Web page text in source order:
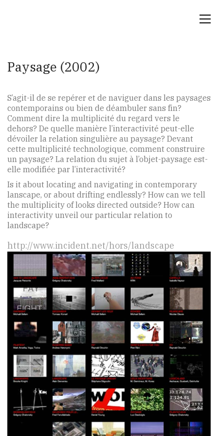
Paysage (2002)
S’agit-il de se repérer et de naviguer dans les paysages
contemporains ou bien de déambuler sans fin?
Comment dire la multiplicité du regard vers le
dehors? De quelle manière l’interactivité peut-elle
dévoiler la relation singulière au paysage? Devant
cette multiplicité technologique, comment construire
un paysage? La relation du sujet à l’objet-paysage est-
elle modifiée par l’interactivité?
Is it about locating and navigating in contemporary
lanscape, or about drifting endlessly? How can we tell
the multiplicity of looks directed outside? How can
interactivity unveil our particular relation to
landscape?
http://www.incident.net/hors/landscape